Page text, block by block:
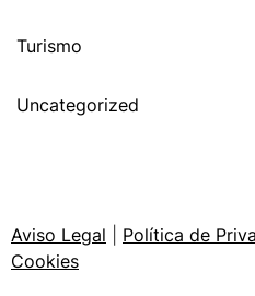
Turismo
Uncategorized
Aviso Legal Política de
Cookies